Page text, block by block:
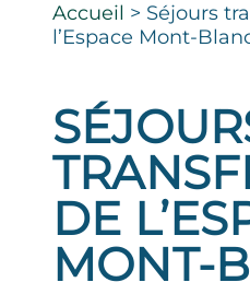
Accueil > Séjours
l’Espace Mont-
DE
MONT-